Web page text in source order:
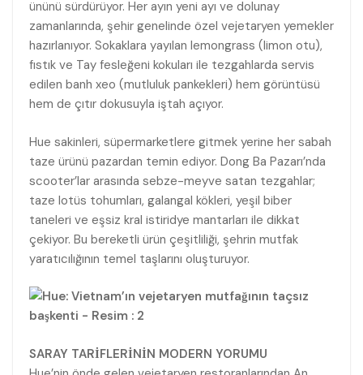
ününü sürdürüyor. Her ayın yeni ayı ve dolunay
zamanlarında, şehir genelinde özel vejetaryen yemekler
hazırlanıyor. Sokaklara yayılan lemongrass (limon otu),
fıstık ve Tay fesleğeni kokuları ile tezgahlarda servis
edilen banh xeo (mutluluk pankekleri) hem görüntüsü
hem de çıtır dokusuyla iştah açıyor.
Hue sakinleri, süpermarketlere gitmek yerine her sabah
taze ürünü pazardan temin ediyor. Dong Ba Pazarı’nda
scooter’lar arasında sebze-meyve satan tezgahlar;
taze lotüs tohumları, galangal kökleri, yeşil biber
taneleri ve eşsiz kral istiridye mantarları ile dikkat
çekiyor. Bu bereketli ürün çeşitliliği, şehrin mutfak
yaratıcılığının temel taşlarını oluşturuyor.
SARAY TARİFLERİNİN MODERN YORUMU